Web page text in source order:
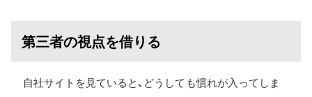
第三者の視点を借りる
自社サイトを見ていると、どうしても慣れが入ってしま